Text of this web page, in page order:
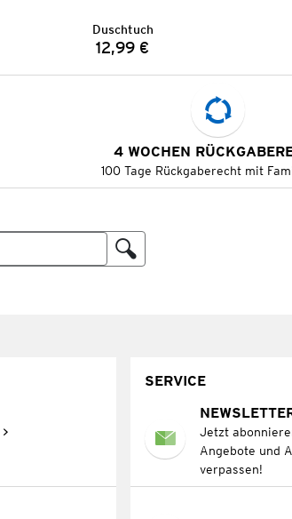
Duschtuch
Preis:
12,99 €
4 WOCHEN
100 Tage Rückgaberecht mit
SERVICE
Jetzt
Angebote und
verpassen!